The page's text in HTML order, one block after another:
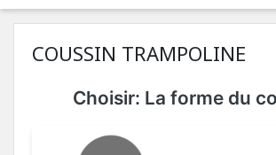
COUSSIN TRAMPOLINE
Choisir: La forme du